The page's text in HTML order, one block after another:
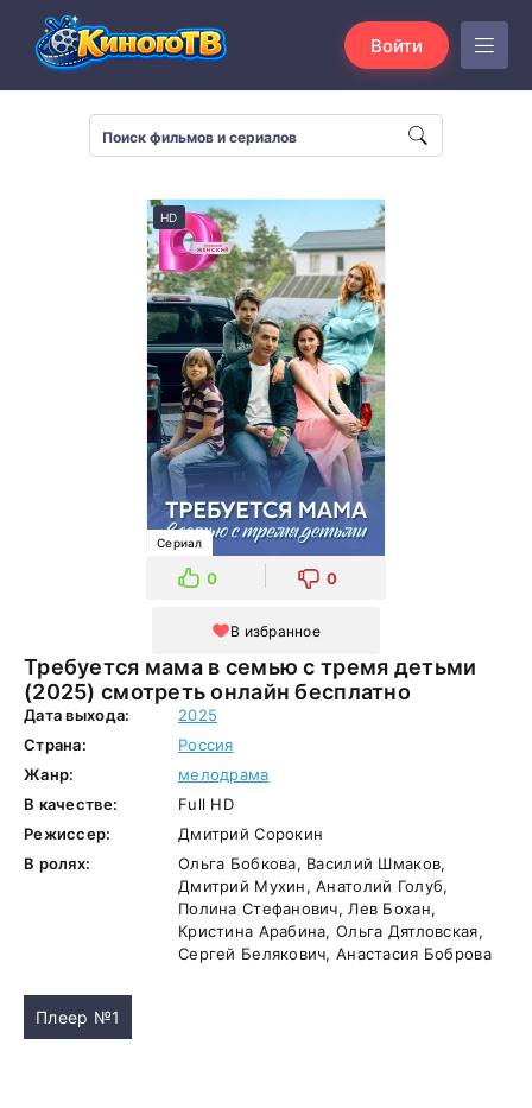
Войти
Требуется мама в семью с тремя детьми
(2025) смотреть онлайн бесплатно
HD
Сериал
0 0
В избранное
Дата выхода:
2025
Страна:
Россия
Жанр:
мелодрама
В качестве:
Full HD
Режиссер:
Дмитрий Сорокин
В ролях:
Ольга Бобкова, Василий Шмаков,
Дмитрий Мухин, Анатолий Голуб,
Полина Стефанович, Лев Бохан,
Кристина Арабина, Ольга Дятловская,
Сергей Белякович, Анастасия Боброва
Плеер №1